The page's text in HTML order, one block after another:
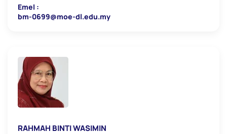
Emel :
bm-0699@moe-dl.edu.my
RAHMAH BINTI WASIMIN